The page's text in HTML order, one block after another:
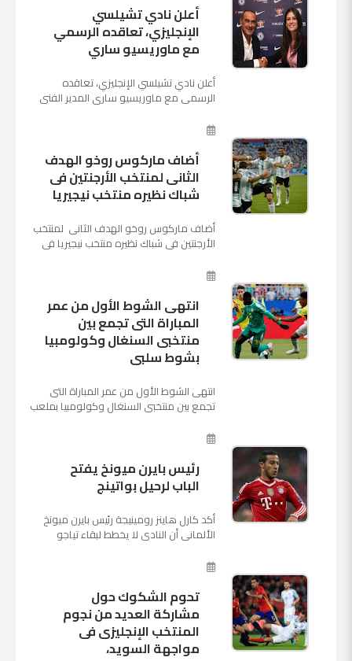
أعلن نادي تشيلسي
الإنجليزي، تعاقده الرسمي
مع ماوريسيو ساري
أعلن نادي تشيلسي الإنجليزي، تعاقده
الرسمي مع ماوريسيو ساري المدير الفني
المقبل وخلافة أنطونيو كو...
أضاف ماركوس روخو الهدف
الثانى لمنتخب الأرجنتين فى
شباك نظيره منتخب نيجيريا
أضاف ماركوس روخو الهدف الثانى لمنتخب
الأرجنتين فى شباك نظيره منتخب نيجيريا فى
"كريستوفسك...
انتهى الشوط الأول من عمر
المباراة التى تجمع بين
منتخبى السنغال وكولومبيا
بشوط سلبى
انتهى الشوط الأول من عمر المباراة التى
تجمع بين منتخبى السنغال وكولومبيا بملعب
الثالثة والأ...
رئيس بايرن ميونخ يفتح
الباب لرحيل بواتينج
أكد كارل هاينز رومينيجة رئيس بايرن ميونخ
الألمانى أن النادى لا يخطط لبقاء تياجو
وأنه سيستم...
تحوم الشكوك حول
مشاركة العديد من نجوم
المنتخب الإنجليزى فى
مواجهة السويد،